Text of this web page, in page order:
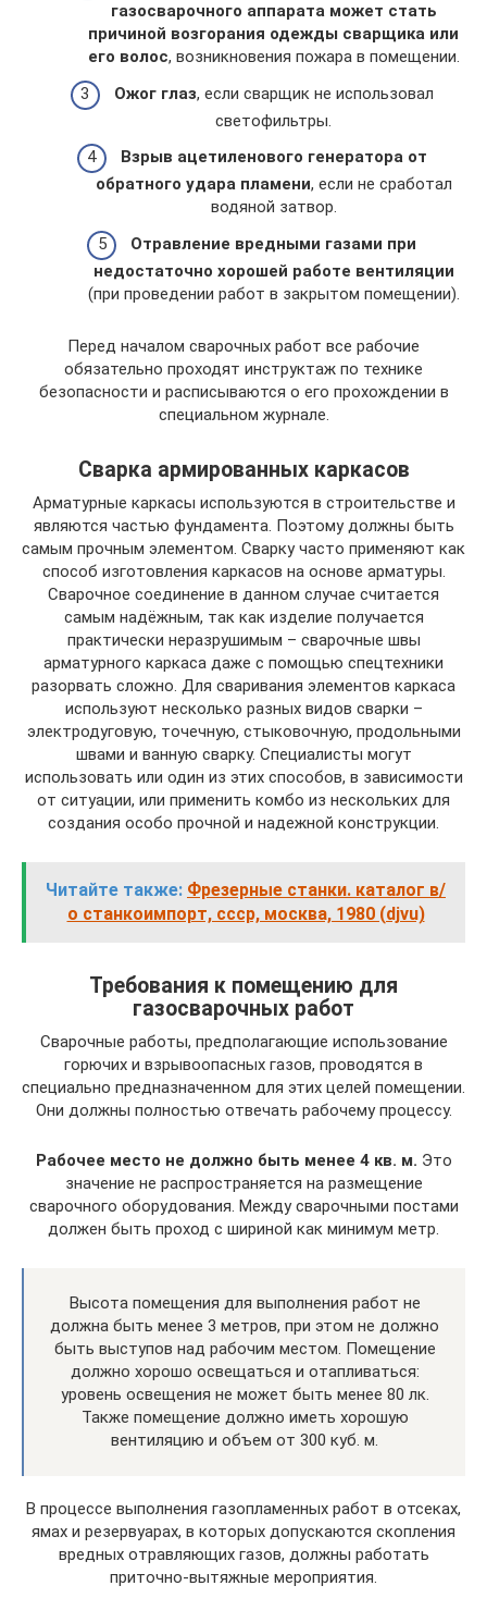
газосварочного аппарата может стать
причиной возгорания одежды сварщика или
его волос, возникновения пожара в помещении.
Ожог глаз, если сварщик не использовал
светофильтры.
Взрыв ацетиленового генератора от
обратного удара пламени, если не сработал
водяной затвор.
Отравление вредными газами при
недостаточно хорошей работе вентиляции
(при проведении работ в закрытом помещении).
Перед началом сварочных работ все рабочие
обязательно проходят инструктаж по технике
безопасности и расписываются о его прохождении в
специальном журнале.
Сварка армированных каркасов
Арматурные каркасы используются в строительстве и
являются частью фундамента. Поэтому должны быть
самым прочным элементом. Сварку часто применяют как
способ изготовления каркасов на основе арматуры.
Сварочное соединение в данном случае считается
самым надёжным, так как изделие получается
практически неразрушимым – сварочные швы
арматурного каркаса даже с помощью спецтехники
разорвать сложно. Для сваривания элементов каркаса
используют несколько разных видов сварки –
электродуговую, точечную, стыковочную, продольными
швами и ванную сварку. Специалисты могут
использовать или один из этих способов, в зависимости
от ситуации, или применить комбо из нескольких для
создания особо прочной и надежной конструкции.
Читайте также: Фрезерные станки. каталог в/
о станкоимпорт, ссср, москва, 1980 (djvu)
Требования к помещению для
газосварочных работ
Сварочные работы, предполагающие использование
горючих и взрывоопасных газов, проводятся в
специально предназначенном для этих целей помещении.
Они должны полностью отвечать рабочему процессу.
Рабочее место не должно быть менее 4 кв. м. Это
значение не распространяется на размещение
сварочного оборудования. Между сварочными постами
должен быть проход с шириной как минимум метр.
Высота помещения для выполнения работ не
должна быть менее 3 метров, при этом не должно
быть выступов над рабочим местом. Помещение
должно хорошо освещаться и отапливаться:
уровень освещения не может быть менее 80 лк.
Также помещение должно иметь хорошую
вентиляцию и объем от 300 куб. м.
В процессе выполнения газопламенных работ в отсеках,
ямах и резервуарах, в которых допускаются скопления
вредных отравляющих газов, должны работать
приточно-вытяжные мероприятия.